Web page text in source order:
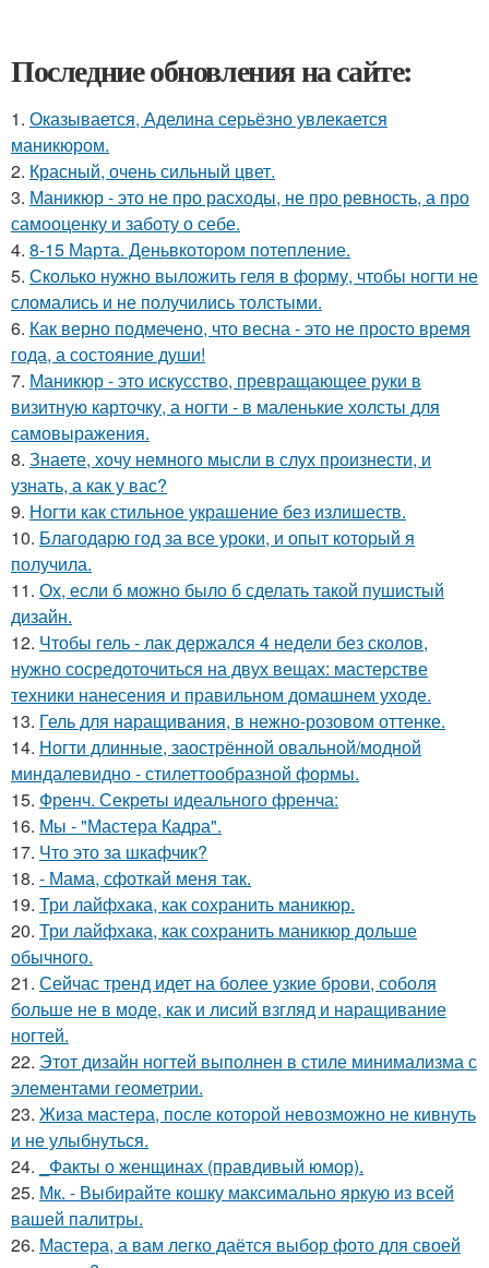
Последние обновления на сайте:
1. Оказывается, Аделина серьёзно увлекается
маникюром.
2. Красный, очень сильный цвет.
3. Маникюр - это не про расходы, не про ревность, а про
самооценку и заботу о себе.
4. 8-15 Марта. Деньвкотором потепление.
5. Сколько нужно выложить геля в форму, чтобы ногти не
сломались и не получились толстыми.
6. Как верно подмечено, что весна - это не просто время
года, а состояние души!
7. Маникюр - это искусство, превращающее руки в
визитную карточку, а ногти - в маленькие холсты для
самовыражения.
8. Знаете, хочу немного мысли в слух произнести, и
узнать, а как у вас?
9. Ногти как стильное украшение без излишеств.
10. Благодарю год за все уроки, и опыт который я
получила.
11. Ох, если б можно было б сделать такой пушистый
дизайн.
12. Чтобы гель - лак держался 4 недели без сколов,
нужно сосредоточиться на двух вещах: мастерстве
техники нанесения и правильном домашнем уходе.
13. Гель для наращивания, в нежно-розовом оттенке.
14. Ногти длинные, заострённой овальной/модной
миндалевидно - стилеттообразной формы.
15. Френч. Секреты идеального френча:
16. Мы - "Мастера Кадра".
17. Что это за шкафчик?
18. - Мама, сфоткай меня так.
19. Три лайфхака, как сохранить маникюр.
20. Три лайфхака, как сохранить маникюр дольше
обычного.
21. Сейчас тренд идет на более узкие брови, соболя
больше не в моде, как и лисий взгляд и наращивание
ногтей.
22. Этот дизайн ногтей выполнен в стиле минимализма с
элементами геометрии.
23. Жиза мастера, после которой невозможно не кивнуть
и не улыбнуться.
24.
_Факты о женщинах (правдивый юмор).
25. Мк. - Выбирайте кошку максимально яркую из всей
вашей палитры.
26. Мастера, а вам легко даётся выбор фото для своей